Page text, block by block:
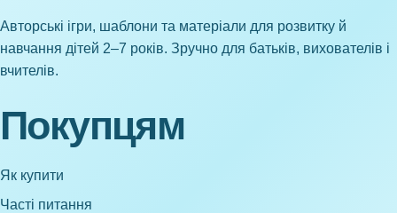
Авторські ігри, шаблони та матеріали для розвитку й
навчання дітей 2–7 років. Зручно для батьків, вихователів і
вчителів.
Покупцям
Як купити
Часті питання